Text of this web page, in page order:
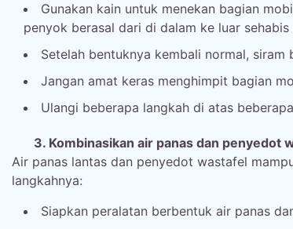
Gunakan kain untuk menekan bagian
penyok berasal dari di dalam ke luar sehabis
Setelah bentuknya kembali normal,
Jangan amat keras menghimpit bagian
Ulangi beberapa langkah di atas
3. Kombinasikan air panas dan penyedot
Air panas lantas dan penyedot wastafel
langkahnya:
Siapkan peralatan berbentuk air panas